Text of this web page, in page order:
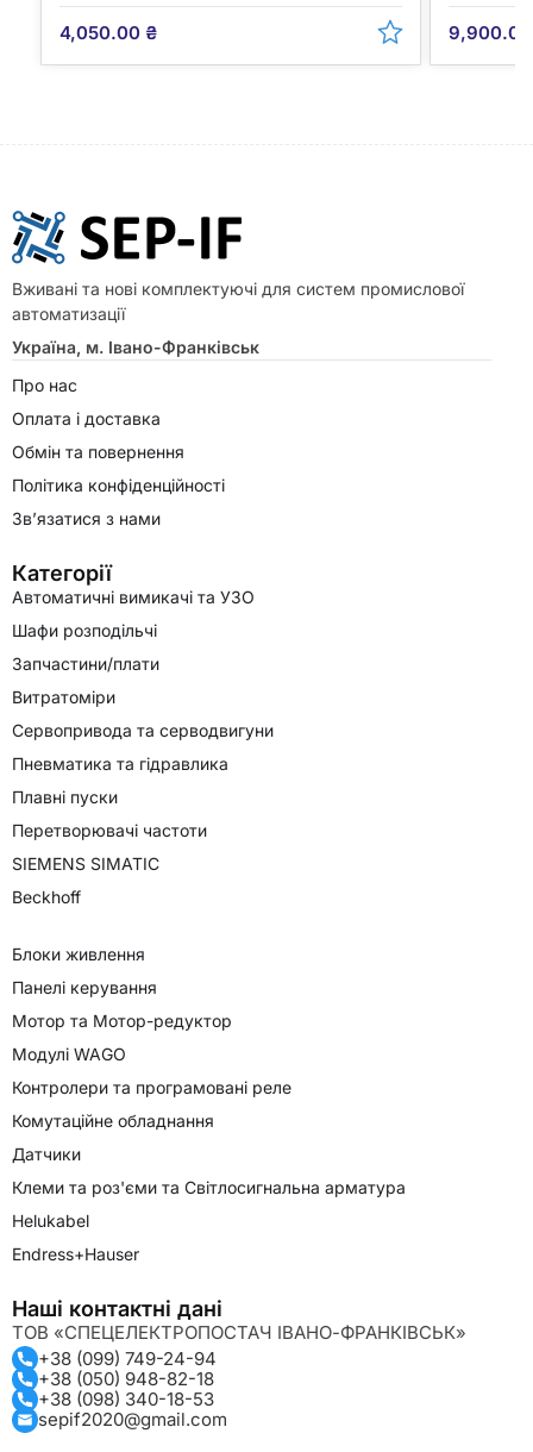
4,050.00 ₴
Вживані та нові комплектуючі для систем промислової
автоматизації
Україна, м. Івано-Франківськ
Про нас
Оплата і доставка
Обмін та повернення
Політика конфіденційності
Зв’язатися з нами
Категорії
Автоматичні вимикачі та УЗО
Шафи розподільчі
Запчастини/плати
Витратоміри
Сервопривода та серводвигуни
Пневматика та гідравлика
Плавні пуски
Перетворювачі частоти
SIEMENS SIMATIC
Beckhoff
Блоки живлення
Панелі керування
Мотор та Мотор-редуктор
Модулі WAGO
Контролери та програмовані реле
Комутаційне обладнання
Датчики
Клеми та роз'єми та Світлосигнальна арматура
Helukabel
Endress+Hauser
Наші контактні дані
ТОВ «СПЕЦЕЛЕКТРОПОСТАЧ ІВАНО-ФРАНКІВСЬК»
+38 (099) 749-24-94
+38 (050) 948-82-18
+38 (098) 340-18-53
sepif2020@gmail.com